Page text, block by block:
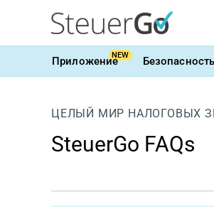
ПриложениеNEW Безопасность
ЦЕЛЫЙ МИР НАЛОГОВЫХ
SteuerGo FAQs